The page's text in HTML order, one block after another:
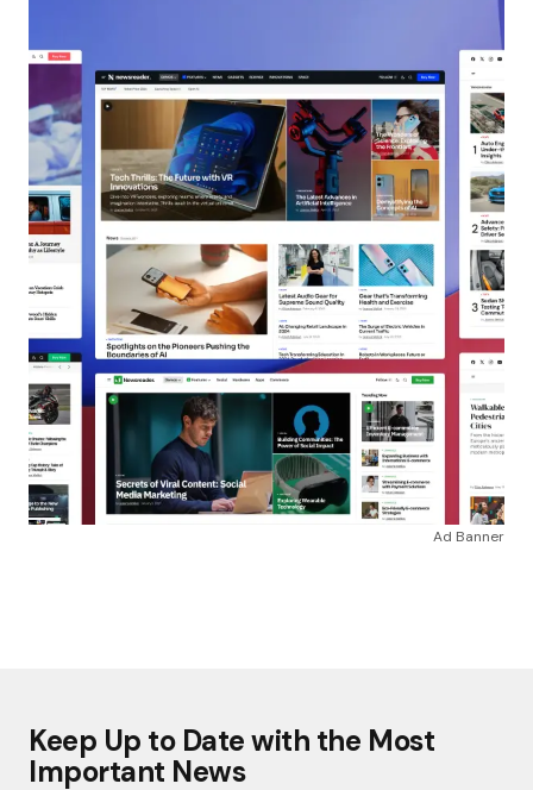
Ad Banner
Keep Up to Date with the Most
Important News